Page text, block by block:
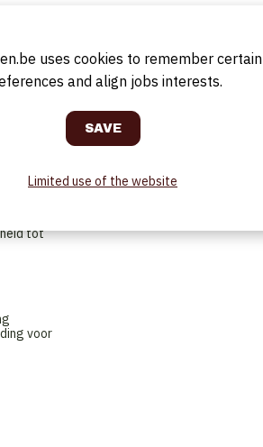
tot
voor
uses cookies to remember certain
and align jobs interests.
Limited use of the website